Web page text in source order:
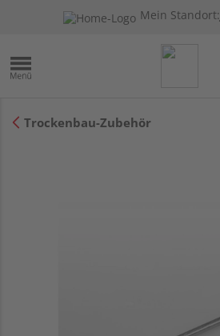
Mein Standort:
Trockenbau-Zubehör